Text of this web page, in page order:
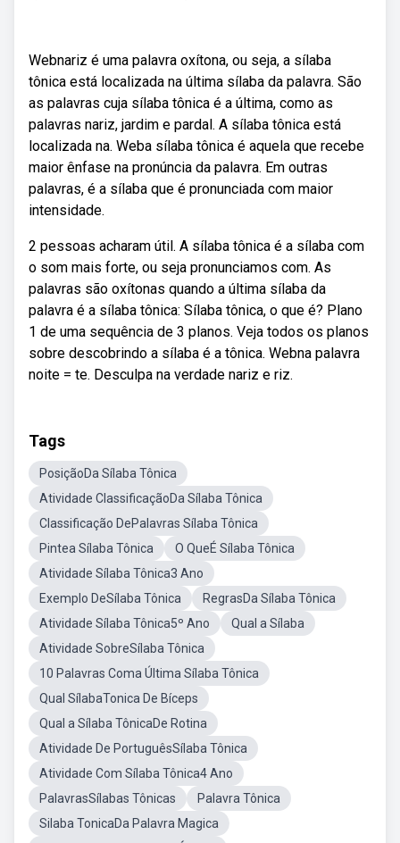
Webnariz é uma palavra oxítona, ou seja, a sílaba
tônica está localizada na última sílaba da palavra. São
as palavras cuja sílaba tônica é a última, como as
palavras nariz, jardim e pardal. A sílaba tônica está
localizada na. Weba sílaba tônica é aquela que recebe
maior ênfase na pronúncia da palavra. Em outras
palavras, é a sílaba que é pronunciada com maior
intensidade.
2 pessoas acharam útil. A sílaba tônica é a sílaba com
o som mais forte, ou seja pronunciamos com. As
palavras são oxítonas quando a última sílaba da
palavra é a sílaba tônica: Sílaba tônica, o que é? Plano
1 de uma sequência de 3 planos. Veja todos os planos
sobre descobrindo a sílaba é a tônica. Webna palavra
noite = te. Desculpa na verdade nariz e riz.
Tags
PosiçãoDa Sílaba Tônica
Atividade ClassificaçãoDa Sílaba Tônica
Classificação DePalavras Sílaba Tônica
Pintea Sílaba Tônica
O QueÉ Sílaba Tônica
Atividade Sílaba Tônica3 Ano
Exemplo DeSílaba Tônica
RegrasDa Sílaba Tônica
Atividade Sílaba Tônica5º Ano
Qual a Sílaba
Atividade SobreSílaba Tônica
10 Palavras Coma Última Sílaba Tônica
Qual SílabaTonica De Bíceps
Qual a Sílaba TônicaDe Rotina
Atividade De PortuguêsSílaba Tônica
Atividade Com Sílaba Tônica4 Ano
PalavrasSílabas Tônicas
Palavra Tônica
Silaba TonicaDa Palavra Magica